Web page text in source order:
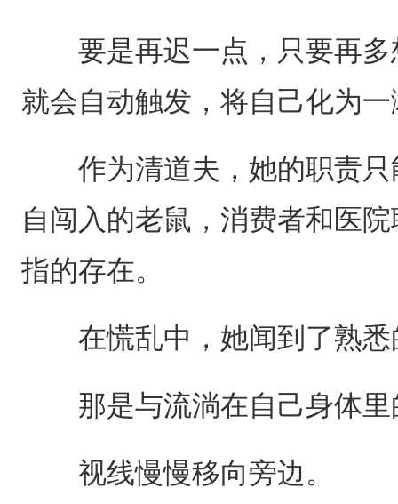
要是再迟一点，只要再多
就会自动触发，将自己化为
作为清道夫，她的职责只
自闯入的老鼠，消费者和医
指的存在。
在慌乱中，她闻到了熟悉
那是与流淌在自己身体里
视线慢慢移向旁边。